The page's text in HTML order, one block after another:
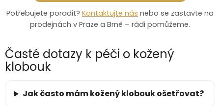
Potřebujete poradit? Kontaktujte nás nebo se zastavte na
prodejnách v Praze a Brně – rádi pomůžeme.
Časté dotazy k péči o kožený
klobouk
Jak často mám kožený klobouk ošetřovat?